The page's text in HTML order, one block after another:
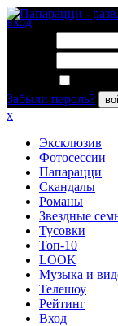
вход
Забыли пароль?
x
Эксклюзив
Фотосессии
Папарацци
Скандалы
Романы
Звездные
Тусовки
Топ-10
LOOK
Музыка и
Телешоу
Рейтинг
Вход